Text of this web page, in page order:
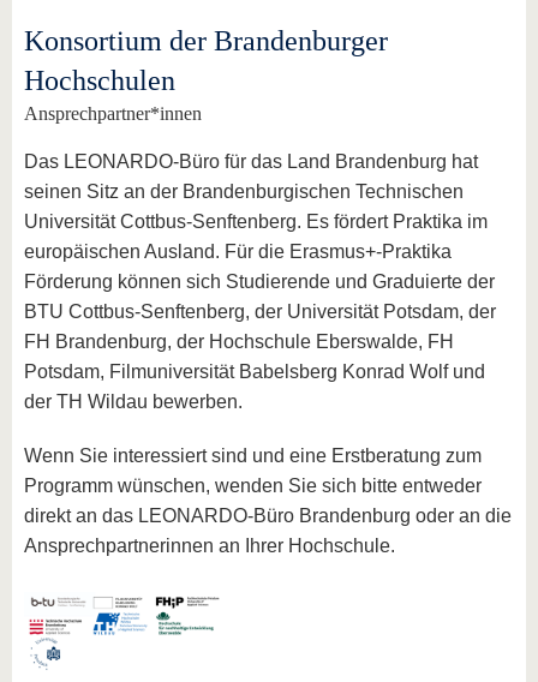
Konsortium der Brandenburger
Hochschulen
Ansprechpartner*innen
Das LEONARDO-Büro für das Land Brandenburg hat
seinen Sitz an der Brandenburgischen Technischen
Universität Cottbus-Senftenberg. Es fördert Praktika im
europäischen Ausland. Für die Erasmus+-Praktika
Förderung können sich Studierende und Graduierte der
BTU Cottbus-Senftenberg, der Universität Potsdam, der
FH Brandenburg, der Hochschule Eberswalde, FH
Potsdam, Filmuniversität Babelsberg Konrad Wolf und
der TH Wildau bewerben.
Wenn Sie interessiert sind und eine Erstberatung zum
Programm wünschen, wenden Sie sich bitte entweder
direkt an das LEONARDO-Büro Brandenburg oder an die
Ansprechpartnerinnen an Ihrer Hochschule.